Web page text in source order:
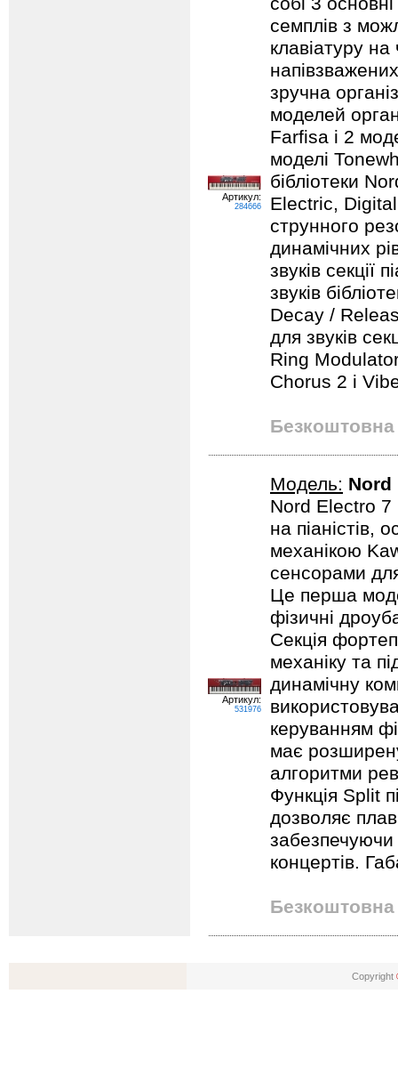
Артикул:
284666
семплів з
клавіатуру
зручна
моделей
Farfisa і 2
моделі
бібліотеки
Electric,
струнного
динамічних
звуків секції
звуків
Decay /
для звуків
Ring
Chorus 2 і
Безкоштовна
Артикул:
531976
Модель: Nord
Nord Electro 7
на
механікою
сенсорами
Це перша
фізичні
Секція
механіку та
динамічну
керуванням
має
алгоритми
Функція Split
дозволяє
забезпечуючи
концертів.
Безкоштовна
Copyright